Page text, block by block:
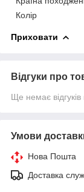
Колір
Приховати
Відгуки про
Ще немає
Умови
Нова Пошта
Доставка